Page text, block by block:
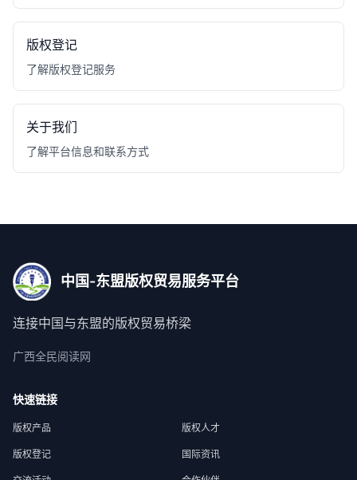
版权登记
了解版权登记服务
关于我们
了解平台信息和联系方式
中国-东盟版权贸易服务平台
连接中国与东盟的版权贸易桥梁
广西全民阅读网
快速链接
版权产品 版权人才
版权登记 国际资讯